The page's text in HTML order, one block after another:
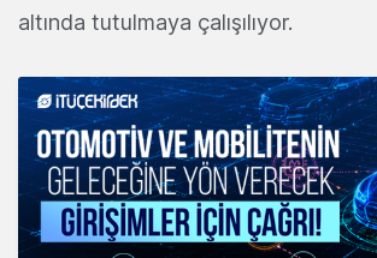
altında tutulmaya çalışılıyor.